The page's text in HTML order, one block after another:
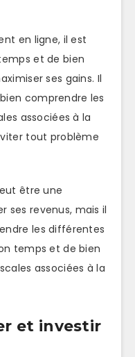
en ligne, il est
et de bien
ses gains. Il
comprendre les
associées à la
tout problème
être une
ses revenus, mais il
les différentes
temps et de bien
associées à la
et investir